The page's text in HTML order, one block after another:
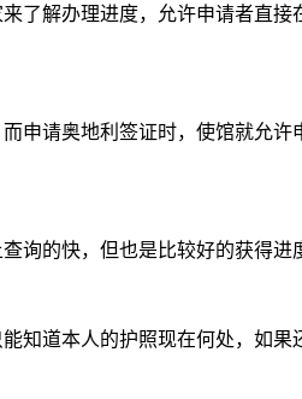
解办理进度，允许申请者直接
请奥地利签证时，使馆就允许
的快，但也是比较好的获得进
道本人的护照现在何处，如果